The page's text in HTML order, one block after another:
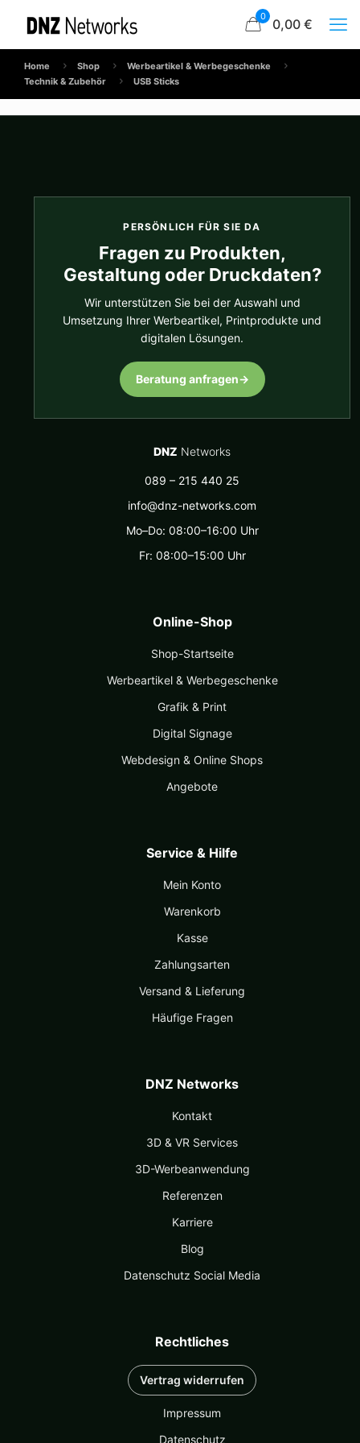
0 0,00 €
Home Shop
Werbeartikel & Werbegeschenke
Technik & Zubehör
USB Sticks
PERSÖNLICH FÜR SIE DA
Fragen zu Produkten,
Gestaltung oder Druckdaten?
Wir unterstützen Sie bei der Auswahl und
Umsetzung Ihrer Werbeartikel, Printprodukte und
digitalen Lösungen.
Beratung anfragen→
DNZ Networks
089 – 215 440 25
info@dnz-networks.com
Mo–Do: 08:00–16:00 Uhr
Fr: 08:00–15:00 Uhr
Online-Shop
Shop-Startseite
Werbeartikel & Werbegeschenke
Grafik & Print
Digital Signage
Webdesign & Online Shops
Angebote
Service & Hilfe
Mein Konto
Warenkorb
Kasse
Zahlungsarten
Versand & Lieferung
Häufige Fragen
DNZ Networks
Kontakt
3D & VR Services
3D-Werbeanwendung
Referenzen
Karriere
Blog
Datenschutz Social Media
Rechtliches
Vertrag widerrufen
Impressum
Datenschutz